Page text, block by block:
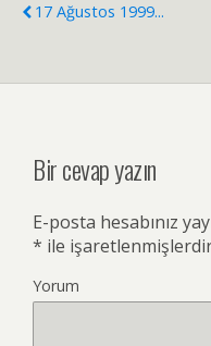
17 Ağustos 1999...
Bir cevap yazın
E-posta hesabınız
* ile
Yorum